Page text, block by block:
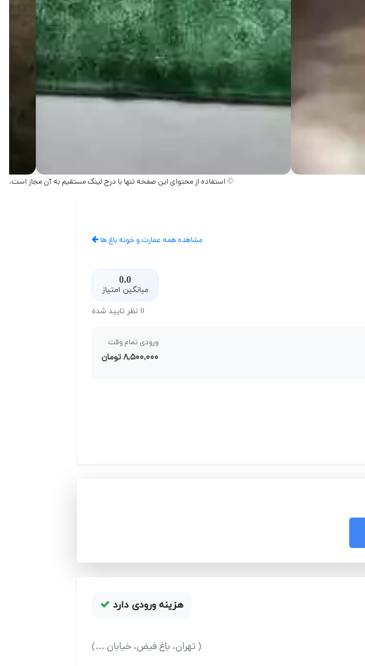
© استفاده از محتوای این صفحه تنها با درج لینک مستقیم به آن مجاز است.
مشاهده همه عمارت و خونه باغ ها
0.0
میانگین امتیاز
0 نظر تایید شده
ورودی تمام وقت
۸,۵۰۰,۰۰۰ تومان
هزینه ورودی دارد
( تهران، باغ فیض، خیابان ...)